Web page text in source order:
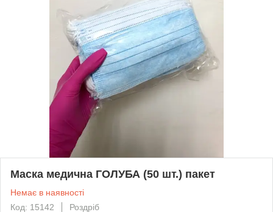
Маска медична ГОЛУБА (50 шт.) пакет
Немає в наявності
Код: 15142
Роздріб